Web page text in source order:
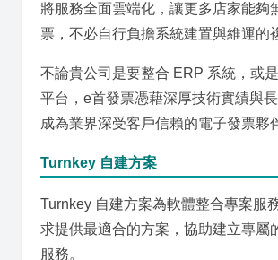
將服務全面雲端化，讓更多店家能夠
票，不必自行負擔系統建置與維運的
不論貴公司是要整合 ERP 系統，或
平台，e首發票憑藉深厚技術實績與長
成為業界深受客戶信賴的電子發票夥
Turnkey 自建方案
Turnkey 自建方案為軟體整合專案服
求提供最適合的方案，協助建立專屬
服務。